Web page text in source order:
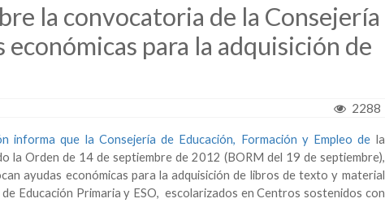
la convocatoria de la Consejería
económicas para la adquisición de
2288
informa que la Consejería de Educación, Formación y Empleo de la
la Orden de 14 de septiembre de 2012 (BORM del 19 de septiembre),
ayudas económicas para la adquisición de libros de texto y material
Educación Primaria y ESO, escolarizados en Centros sostenidos con